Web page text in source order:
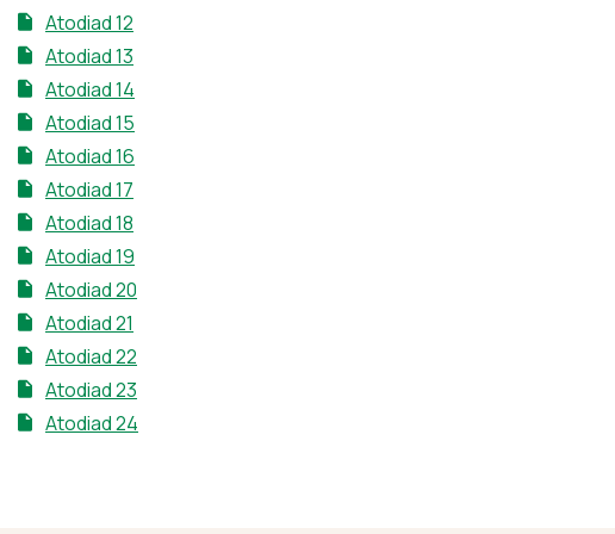
Atodiad 12
Atodiad 13
Atodiad 14
Atodiad 15
Atodiad 16
Atodiad 17
Atodiad 18
Atodiad 19
Atodiad 20
Atodiad 21
Atodiad 22
Atodiad 23
Atodiad 24